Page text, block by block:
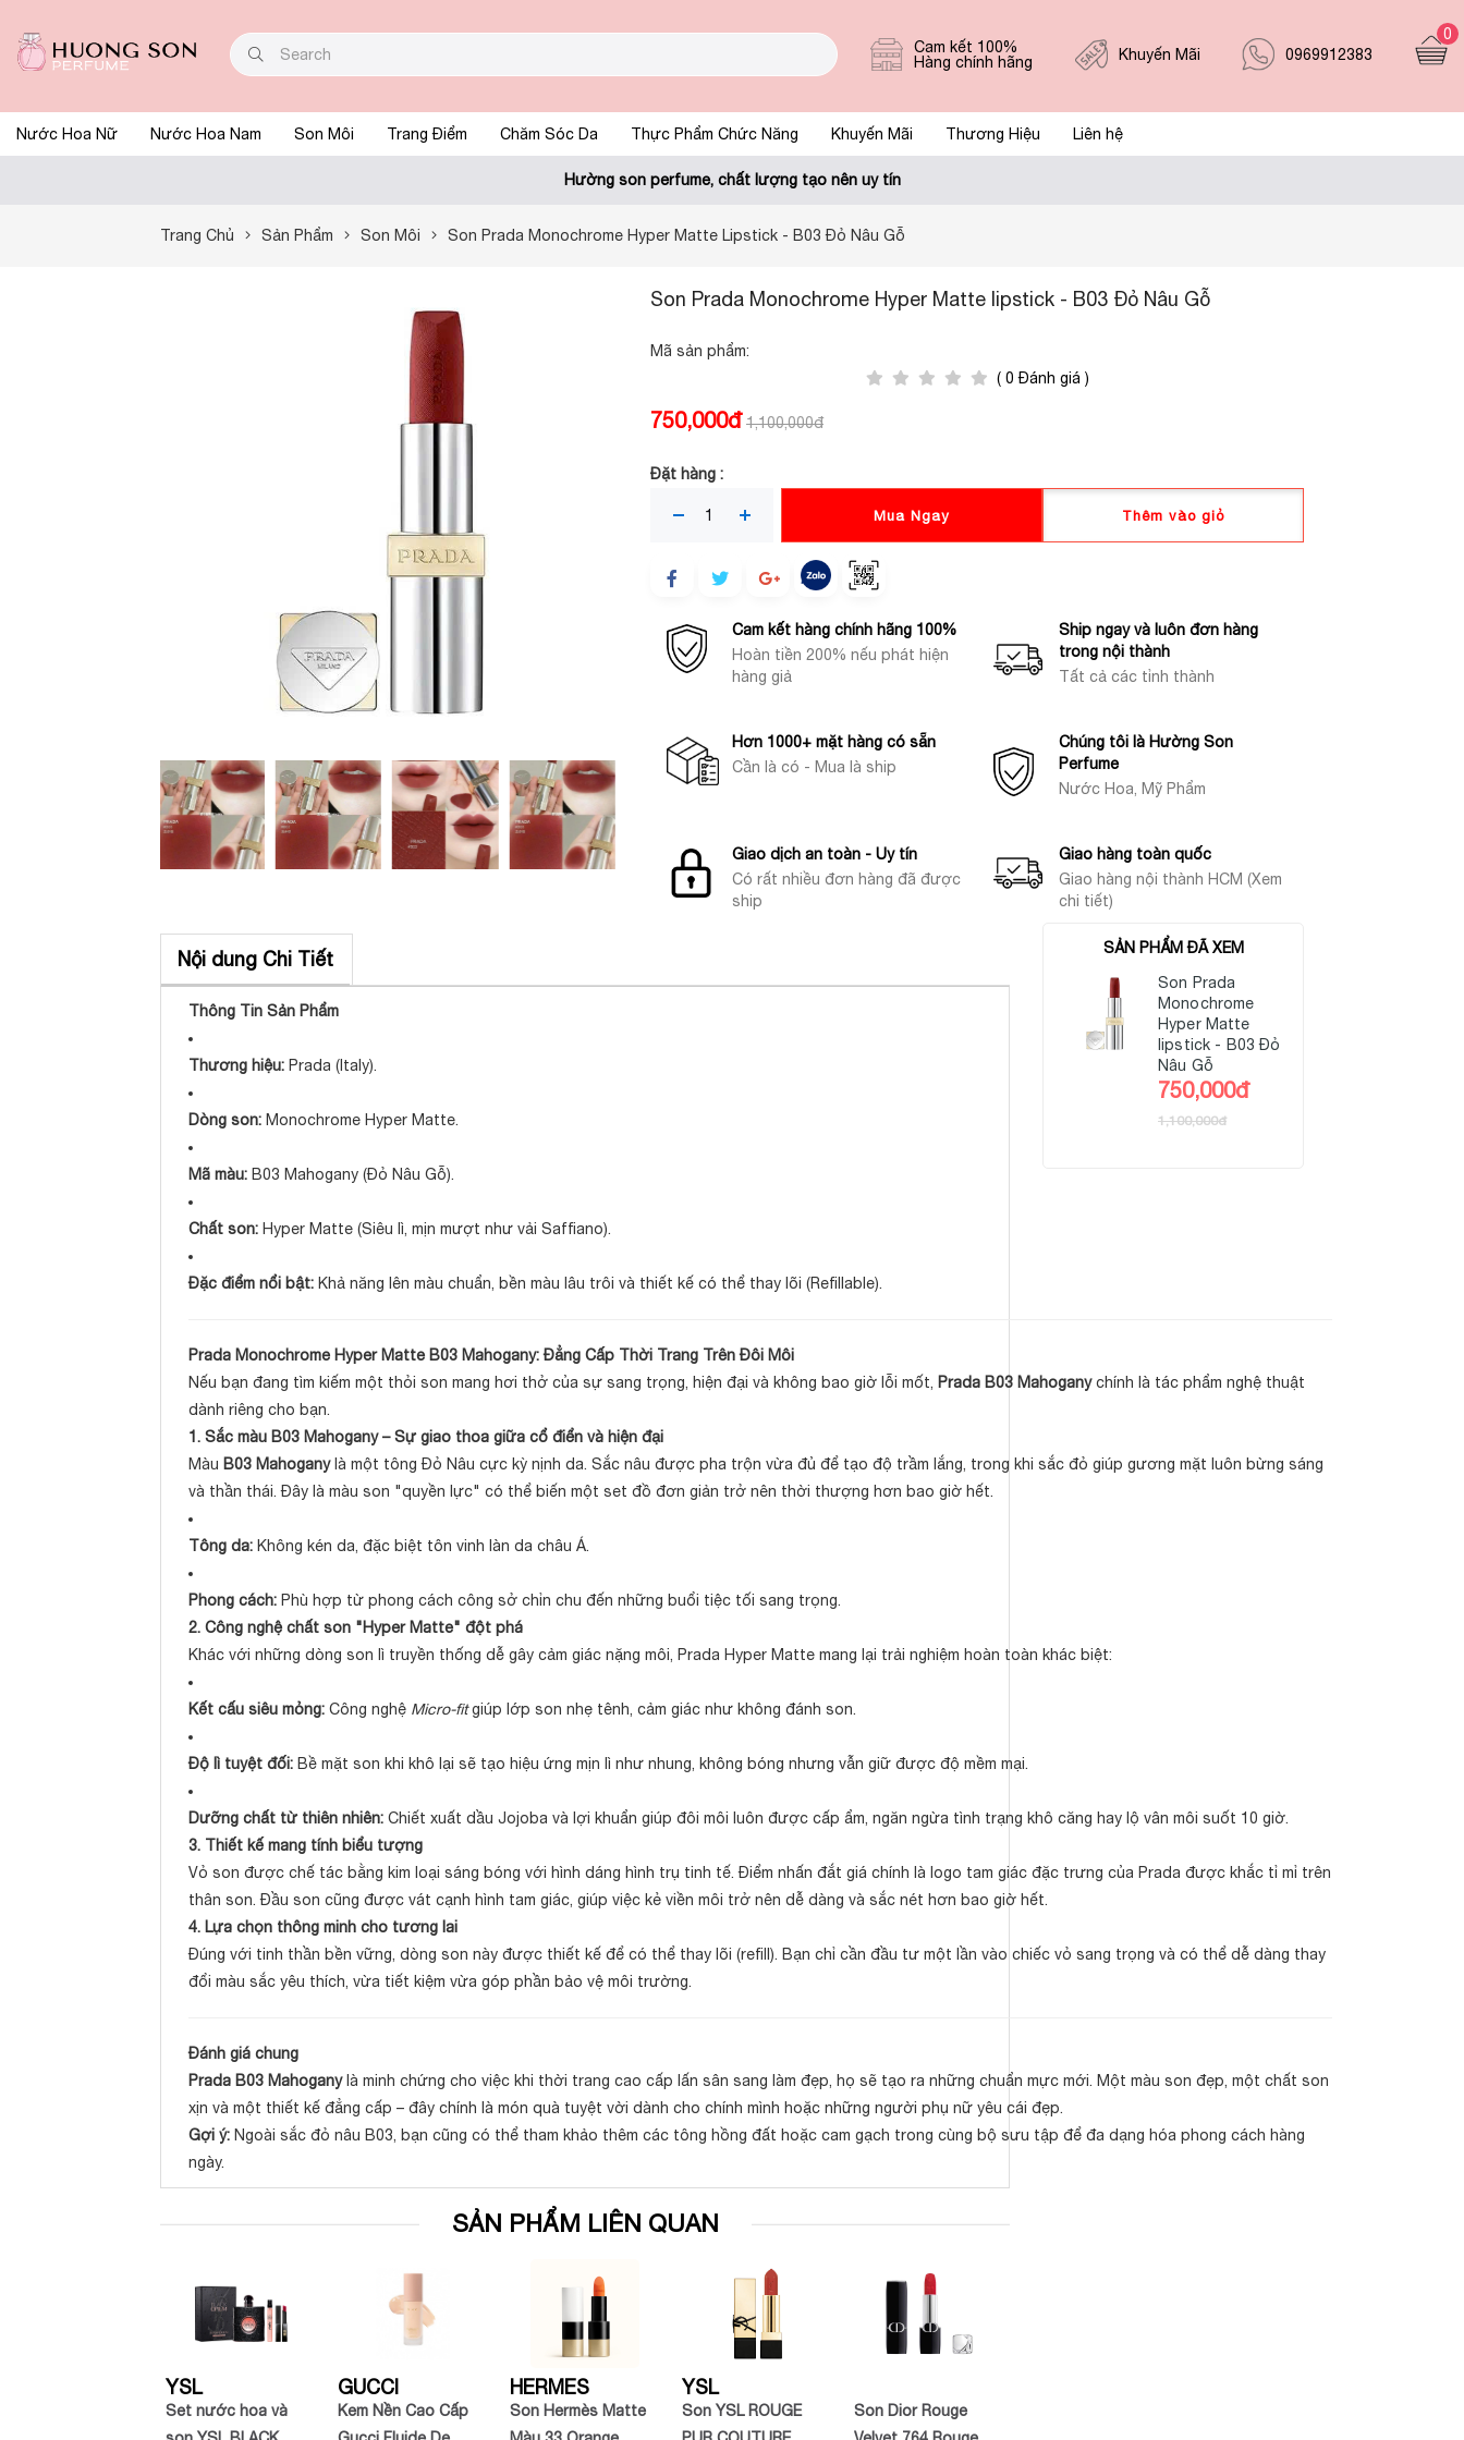
Cam kết 100%
Hàng chính hãng
Khuyến Mãi 0969912383
0
Nước Hoa Nữ Nước Hoa Nam Son Môi Trang Điểm Chăm Sóc Da Thực Phẩm Chức Năng Khuyến Mãi Thương Hiệu Liên hệ
Hường son perfume, chất lượng tạo nên uy tín
Trang Chủ Sản Phẩm Son Môi Son Prada Monochrome Hyper Matte Lipstick - B03 Đỏ Nâu Gỗ
Son Prada Monochrome Hyper Matte lipstick - B03 Đỏ Nâu Gỗ
Mã sản phẩm:
( 0 Đánh giá )
750,000đ 1,100,000đ
Đặt hàng :
Mua Ngay Thêm vào giỏ
Cam kết hàng chính hãng 100%
Hoàn tiền 200% nếu phát hiện
hàng giả
Ship ngay và luôn đơn hàng
trong nội thành
Tất cả các tỉnh thành
Hơn 1000+ mặt hàng có sẵn
Cần là có - Mua là ship
Chúng tôi là Hường Son
Perfume
Nước Hoa, Mỹ Phẩm
Giao dịch an toàn - Uy tín
Có rất nhiều đơn hàng đã được
ship
Giao hàng toàn quốc
Giao hàng nội thành HCM (Xem
chi tiết)
Nội dung Chi Tiết
Thông Tin Sản Phẩm
Thương hiệu: Prada (Italy).
Dòng son: Monochrome Hyper Matte.
Mã màu: B03 Mahogany (Đỏ Nâu Gỗ).
Chất son: Hyper Matte (Siêu lì, mịn mượt như vải Saffiano).
Đặc điểm nổi bật: Khả năng lên màu chuẩn, bền màu lâu trôi và thiết kế có thể thay lõi (Refillable).
Prada Monochrome Hyper Matte B03 Mahogany: Đẳng Cấp Thời Trang Trên Đôi Môi
Nếu bạn đang tìm kiếm một thỏi son mang hơi thở của sự sang trọng, hiện đại và không bao giờ lỗi mốt, Prada B03 Mahoganychính là tác phẩm nghệ thuật
dành riêng cho bạn.
1. Sắc màu B03 Mahogany – Sự giao thoa giữa cổ điển và hiện đại
Màu B03 Mahoganylà một tông Đỏ Nâu cực kỳ nịnh da. Sắc nâu được pha trộn vừa đủ để tạo độ trầm lắng, trong khi sắc đỏ giúp gương mặt luôn bừng sáng
và thần thái. Đây là màu son "quyền lực" có thể biến một set đồ đơn giản trở nên thời thượng hơn bao giờ hết.
Tông da: Không kén da, đặc biệt tôn vinh làn da châu Á.
Phong cách: Phù hợp từ phong cách công sở chỉn chu đến những buổi tiệc tối sang trọng.
2. Công nghệ chất son "Hyper Matte" đột phá
Khác với những dòng son lì truyền thống dễ gây cảm giác nặng môi, Prada Hyper Matte mang lại trải nghiệm hoàn toàn khác biệt:
Kết cấu siêu mỏng: Công nghệ Micro-fitgiúp lớp son nhẹ tênh, cảm giác như không đánh son.
Độ lì tuyệt đối: Bề mặt son khi khô lại sẽ tạo hiệu ứng mịn lì như nhung, không bóng nhưng vẫn giữ được độ mềm mại.
Dưỡng chất từ thiên nhiên: Chiết xuất dầu Jojoba và lợi khuẩn giúp đôi môi luôn được cấp ẩm, ngăn ngừa tình trạng khô căng hay lộ vân môi suốt 10 giờ.
3. Thiết kế mang tính biểu tượng
Vỏ son được chế tác bằng kim loại sáng bóng với hình dáng hình trụ tinh tế. Điểm nhấn đắt giá chính là logo tam giác đặc trưng của Prada được khắc tỉ mỉ trên
thân son. Đầu son cũng được vát cạnh hình tam giác, giúp việc kẻ viền môi trở nên dễ dàng và sắc nét hơn bao giờ hết.
4. Lựa chọn thông minh cho tương lai
Đúng với tinh thần bền vững, dòng son này được thiết kế để có thể thay lõi (refill). Bạn chỉ cần đầu tư một lần vào chiếc vỏ sang trọng và có thể dễ dàng thay
đổi màu sắc yêu thích, vừa tiết kiệm vừa góp phần bảo vệ môi trường.
Đánh giá chung
Prada B03 Mahoganylà minh chứng cho việc khi thời trang cao cấp lấn sân sang làm đẹp, họ sẽ tạo ra những chuẩn mực mới. Một màu son đẹp, một chất son
xịn và một thiết kế đẳng cấp – đây chính là món quà tuyệt vời dành cho chính mình hoặc những người phụ nữ yêu cái đẹp.
Gợi ý: Ngoài sắc đỏ nâu B03, bạn cũng có thể tham khảo thêm các tông hồng đất hoặc cam gạch trong cùng bộ sưu tập để đa dạng hóa phong cách hàng
ngày.
SẢN PHẨM LIÊN QUAN
YSL
Set nước hoa và
GUCCI
Kem Nền Cao Cấp
HERMES
Son Hermès Matte
YSL
Son YSL ROUGE
Son Dior Rouge
SẢN PHẨM ĐÃ XEM
Son Prada
Monochrome
Hyper Matte
lipstick - B03 Đỏ
Nâu Gỗ
750,000đ
1,100,000đ